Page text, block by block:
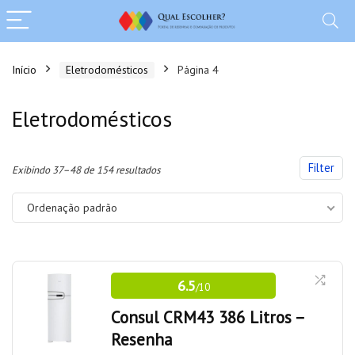
Início Eletrodomésticos Página 4
Eletrodomésticos
Filter
Exibindo 37–48 de 154 resultados
Ordenação padrão
6.5/10
Consul CRM43 386 Litros –
Resenha